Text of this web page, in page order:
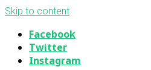
Skip to content
Facebook
Twitter
Instagram